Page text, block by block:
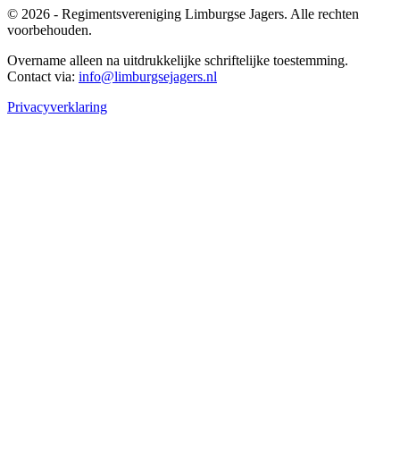
© 2026 - Regimentsvereniging Limburgse Jagers. Alle rechten
voorbehouden.
Overname alleen na uitdrukkelijke schriftelijke toestemming.
Contact via: info@limburgsejagers.nl
Privacyverklaring